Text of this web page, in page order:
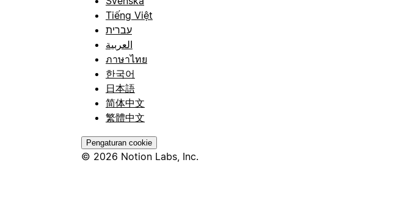
Tiếng Việt
עברית
العربية
ภาษาไทย
한국어
日本語
简体中文
繁體中文
Pengaturan cookie
© 2026 Notion Labs, Inc.